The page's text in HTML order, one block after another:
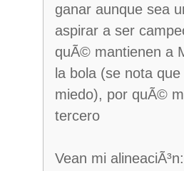
ganar aunque sea
aspirar a ser
quÃ© mantienen a
la bola (se nota
miedo), por quÃ©
tercero
Vean mi alineaciÃ³n: